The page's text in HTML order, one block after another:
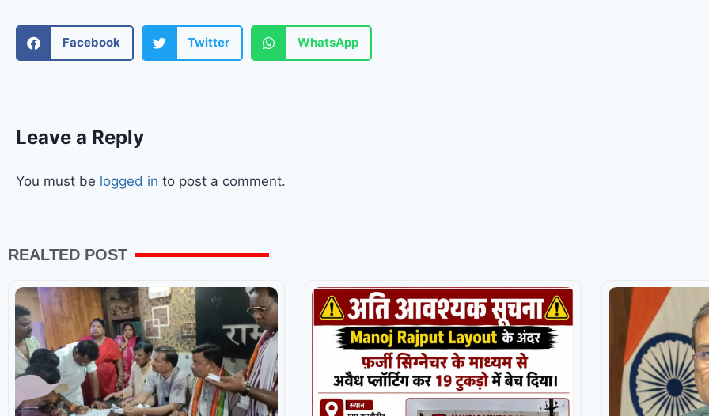
Facebook Twitter WhatsApp
Leave a Reply
You must be logged in to post a comment.
REALTED POST